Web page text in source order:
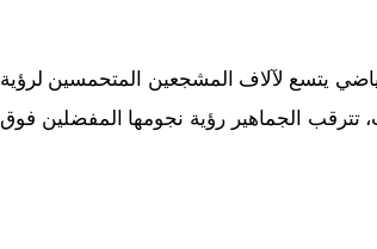
يتسع لآلاف المشجعين المتحمسين لرؤية
تترقب الجماهير رؤية نجومها المفضلين فوق